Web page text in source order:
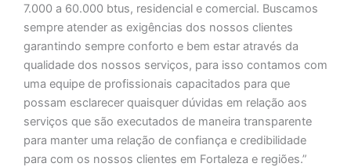
7.000 a 60.000 btus, residencial e comercial. Buscamos
sempre atender as exigências dos nossos clientes
garantindo sempre conforto e bem estar através da
qualidade dos nossos serviços, para isso contamos com
uma equipe de profissionais capacitados para que
possam esclarecer quaisquer dúvidas em relação aos
serviços que são executados de maneira transparente
para manter uma relação de confiança e credibilidade
para com os nossos clientes em Fortaleza e regiões.”